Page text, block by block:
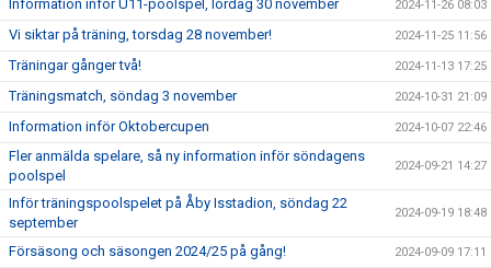
Information inför U11-poolspel, lördag 30 november 2024-11-26 08:03
Vi siktar på träning, torsdag 28 november! 2024-11-25 11:56
Träningar gånger två! 2024-11-13 17:25
Träningsmatch, söndag 3 november 2024-10-31 21:09
Information inför Oktobercupen 2024-10-07 22:46
Fler anmälda spelare, så ny information inför söndagens
poolspel
2024-09-21 14:27
Inför träningspoolspelet på Åby Isstadion, söndag 22
september
2024-09-19 18:48
Försäsong och säsongen 2024/25 på gång! 2024-09-09 17:11